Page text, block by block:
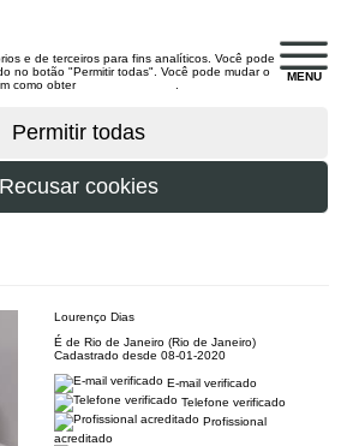
MENU
e de terceiros para fins analíticos. Você pode
no botão "Permitir todas". Você pode mudar o
como obter
Lourenço Dias
É de Rio de Janeiro (Rio de Janeiro)
Cadastrado desde 08-01-2020
E-mail verificado
Telefone verificado
Profissional
acreditado